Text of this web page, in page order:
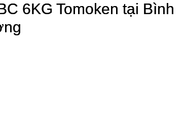
6KG Tomoken tại Bình